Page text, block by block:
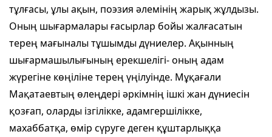
тұлғасы, ұлы ақын, поэзия әлемінің жарық жұлдызы.
Оның шығармалары ғасырлар бойы жалғасатын
терең мағыналы тұшымды дүниелер. Ақынның
шығармашылығының ерекшелігі- оның адам
жүрегіне көңіліне терең үңілуінде. Мұқағали
Мақатаевтың өлеңдері әркімнің ішкі жан дүниесін
қозғап, оларды ізгілікке, адамгершілікке,
махаббатқа, өмір сүруге деген құштарлыққа